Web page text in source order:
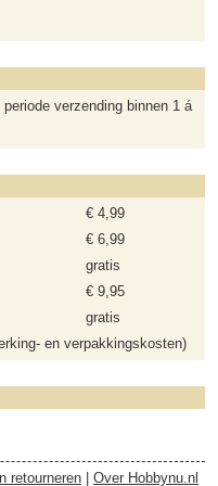
verzending binnen 1 á
€ 4,99
€ 6,99
gratis
€ 9,95
gratis
en verpakkingskosten)
retourneren Over Hobbynu.nl